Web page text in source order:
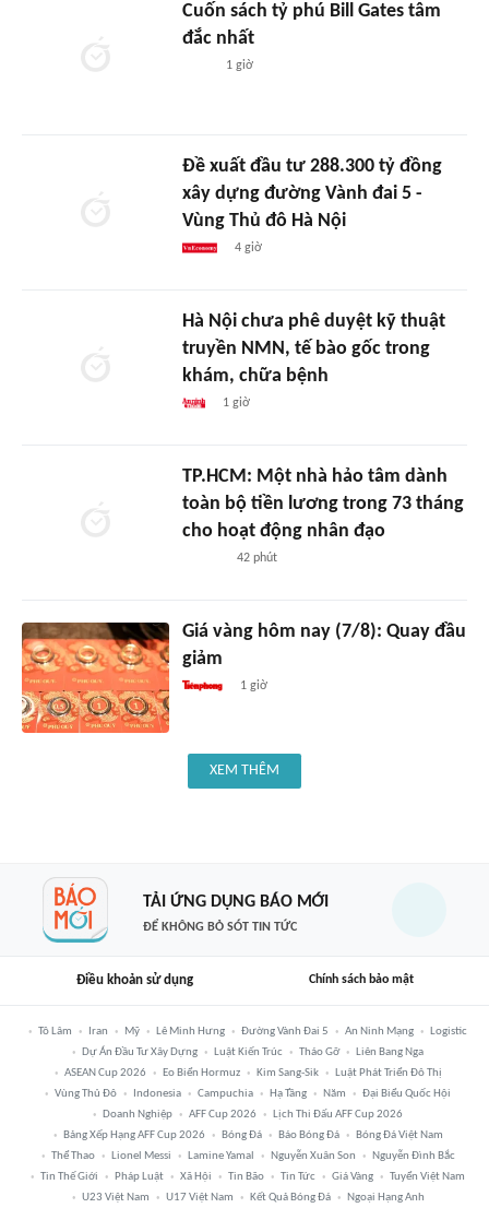
Cuốn sách tỷ phú Bill Gates tâm
đắc nhất
1 giờ
Đề xuất đầu tư 288.300 tỷ đồng
xây dựng đường Vành đai 5 -
Vùng Thủ đô Hà Nội
4 giờ
Hà Nội chưa phê duyệt kỹ thuật
truyền NMN, tế bào gốc trong
khám, chữa bệnh
1 giờ
TP.HCM: Một nhà hảo tâm dành
toàn bộ tiền lương trong 73 tháng
cho hoạt động nhân đạo
42 phút
Giá vàng hôm nay (7/8): Quay đầu
giảm
1 giờ
XEM THÊM
TẢI ỨNG DỤNG BÁO MỚI
ĐỂ KHÔNG BỎ SÓT TIN TỨC
Điều khoản sử dụng Chính sách bảo mật
Tô Lâm Iran Mỹ Lê Minh Hưng Đường Vành Đai 5 An Ninh Mạng
Logistic
Dự Án Đầu Tư Xây Dựng
Luật Kiến Trúc Tháo Gỡ
Liên Bang Nga
ASEAN Cup 2026
Eo Biển Hormuz Kim Sang-Sik
Luật Phát Triển Đô Thị
Vùng Thủ Đô
Indonesia Campuchia Hạ Tầng Năm
Đại Biểu Quốc Hội
Doanh Nghiệp
AFF Cup 2026
Lịch Thi Đấu AFF Cup 2026
Bảng Xếp Hạng AFF Cup 2026
Bóng Đá Báo Bóng Đá
Bóng Đá Việt Nam
Thể Thao
Lionel Messi Lamine Yamal Nguyễn Xuân Son
Nguyễn Đình Bắc
Tin Thế Giới
Pháp Luật Xã Hội Tin Bão Tin Tức Giá Vàng
Tuyển Việt Nam
U23 Việt Nam
U17 Việt Nam Kết Quả Bóng Đá Ngoại Hạng Anh